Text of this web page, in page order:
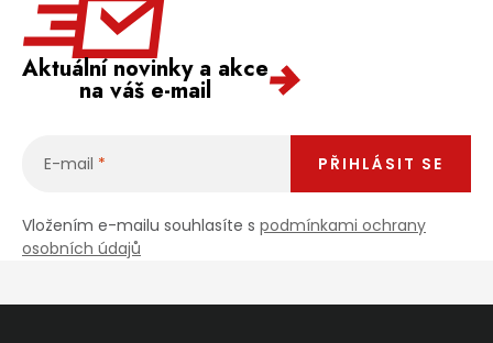
Aktuální novinky a akce
na váš e-mail
E-mail
Vložením e-mailu souhlasíte s podmínkami ochrany
osobních údajů
PŘIHLÁSIT SE